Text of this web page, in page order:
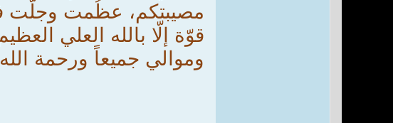
مصيبتكم، عظُمت وجلّت في
قوّة إلّا بالله العلي
وموالي جميعاً ورحمة